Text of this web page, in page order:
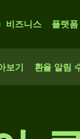
비즈니스 플랫폼
보기 환율 알림